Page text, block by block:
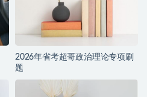
2026年省考超哥政治理论专项刷
题